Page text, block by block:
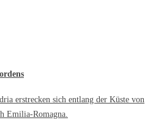
erstrecken sich entlang der Küste von
Emilia-Romagna.